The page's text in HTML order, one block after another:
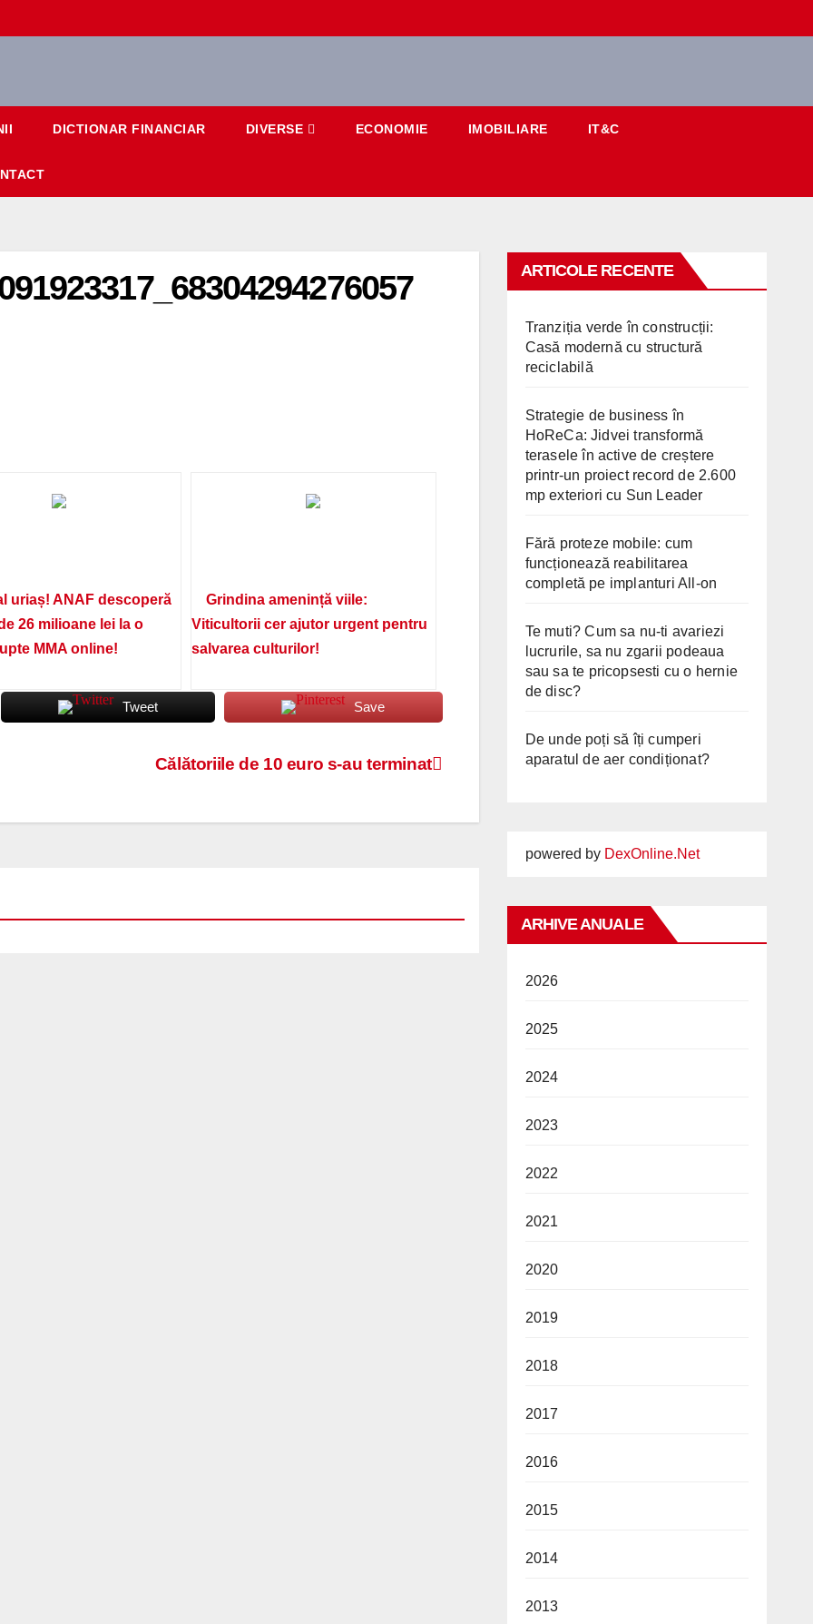
DICTIONAR FINANCIAR DIVERSE ECONOMIE IMOBILIARE IT&C
uriaș! ANAF descoperă
26 milioane lei la o
MMA online!
Grindina amenință viile:
Viticultorii cer ajutor urgent pentru
salvarea culturilor!
Tweet Save
Călătoriile de 10 euro s-au terminat
ARTICOLE RECENTE
Tranziția verde în construcții:
Casă modernă cu structură
reciclabilă
Strategie de business în
HoReCa: Jidvei transformă
terasele în active de creștere
printr-un proiect record de 2.600
mp exteriori cu Sun Leader
Fără proteze mobile: cum
funcționează reabilitarea
completă pe implanturi All-on
Te muti? Cum sa nu-ti avariezi
lucrurile, sa nu zgarii podeaua
sau sa te pricopsesti cu o hernie
de disc?
De unde poți să îți cumperi
aparatul de aer condiționat?
powered by DexOnline.Net
ARHIVE ANUALE
2026
2025
2024
2023
2022
2021
2020
2019
2018
2017
2016
2015
2014
2013